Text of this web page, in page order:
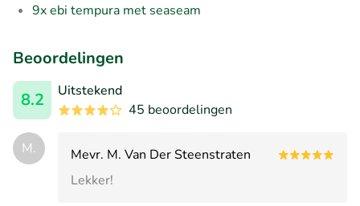
9x ebi tempura met seaseam
Beoordelingen
8.2
Uitstekend
45 beoordelingen
M.
Mevr. M. Van Der Steenstraten
Lekker!